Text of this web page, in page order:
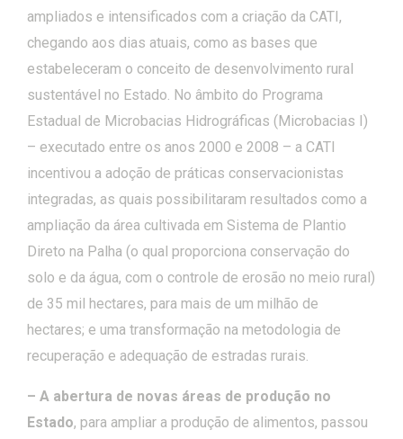
ampliados e intensificados com a criação da CATI,
chegando aos dias atuais, como as bases que
estabeleceram o conceito de desenvolvimento rural
sustentável no Estado. No âmbito do Programa
Estadual de Microbacias Hidrográficas (Microbacias I)
– executado entre os anos 2000 e 2008 – a CATI
incentivou a adoção de práticas conservacionistas
integradas, as quais possibilitaram resultados como a
ampliação da área cultivada em Sistema de Plantio
Direto na Palha (o qual proporciona conservação do
solo e da água, com o controle de erosão no meio rural)
de 35 mil hectares, para mais de um milhão de
hectares; e uma transformação na metodologia de
recuperação e adequação de estradas rurais.
– A abertura de novas áreas de produção no
Estado, para ampliar a produção de alimentos, passou